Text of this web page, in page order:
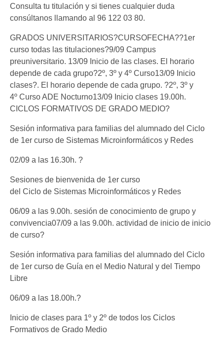
Consulta tu titulación y si tienes cualquier duda
consúltanos llamando al 96 122 03 80.
GRADOS UNIVERSITARIOS?CURSOFECHA??1er
curso todas las titulaciones?9/09 Campus
preuniversitario. 13/09 Inicio de las clases. El horario
depende de cada grupo?2º, 3º y 4º Curso13/09 Inicio
clases?. El horario depende de cada grupo. ?2º, 3º y
4º Curso ADE Nocturno13/09 Inicio clases 19.00h.
CICLOS FORMATIVOS DE GRADO MEDIO?
Sesión informativa para familias del alumnado del Ciclo
de 1er curso de Sistemas Microinformáticos y Redes
02/09 a las 16.30h. ?
Sesiones de bienvenida de 1er curso
del Ciclo de Sistemas Microinformáticos y Redes
06/09 a las 9.00h. sesión de conocimiento de grupo y
convivencia07/09 a las 9.00h. actividad de inicio de inicio
de curso?
Sesión informativa para familias del alumnado del Ciclo
de 1er curso de Guía en el Medio Natural y del Tiempo
Libre
06/09 a las 18.00h.?
Inicio de clases para 1º y 2º de todos los Ciclos
Formativos de Grado Medio